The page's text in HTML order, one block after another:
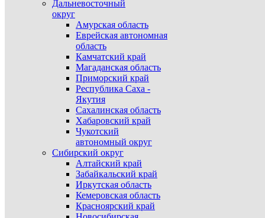
Дальневосточный
округ
Амурская область
Еврейская автономная
область
Камчатский край
Магаданская область
Приморский край
Республика Саха -
Якутия
Сахалинская область
Хабаровский край
Чукотский
автономный округ
Сибирский округ
Алтайский край
Забайкальский край
Иркутская область
Кемеровская область
Красноярский край